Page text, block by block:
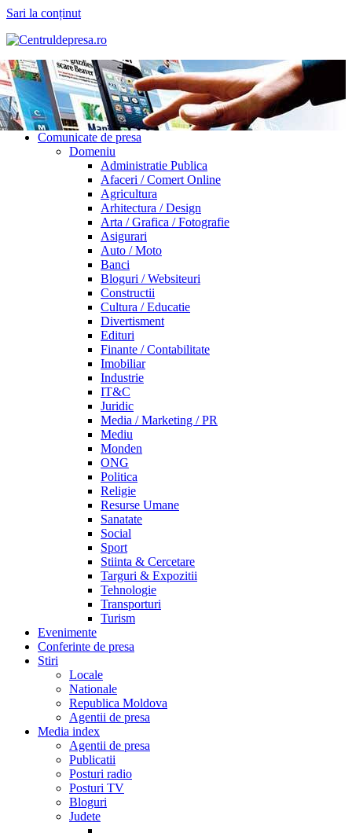
Sari la conținut
Comunicate de presa
Domeniu
Administratie Publica
Afaceri / Comert Online
Agricultura
Arhitectura / Design
Arta / Grafica / Fotografie
Asigurari
Auto / Moto
Banci
Bloguri / Websiteuri
Constructii
Cultura / Educatie
Divertisment
Edituri
Finante / Contabilitate
Imobiliar
Industrie
IT&C
Juridic
Media / Marketing / PR
Mediu
Monden
ONG
Politica
Religie
Resurse Umane
Sanatate
Social
Sport
Stiinta & Cercetare
Targuri & Expozitii
Tehnologie
Transporturi
Turism
Evenimente
Conferinte de presa
Stiri
Locale
Nationale
Republica Moldova
Agentii de presa
Media index
Agentii de presa
Publicatii
Posturi radio
Posturi TV
Bloguri
Judete